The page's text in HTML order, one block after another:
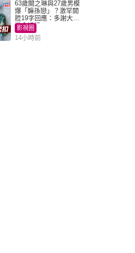
63歲關之琳與27歲男模
爆「嫲孫戀」？激罕開
腔19字回應：多謝大家
掛念近況
影視圈
14小時前